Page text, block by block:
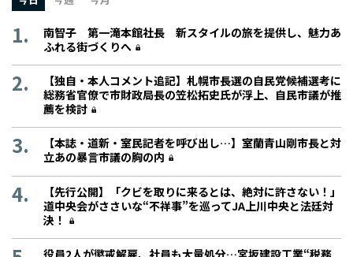
南智子 第一滝本館社長 新スタイルの旅を提供し、魅力あ
ふれる街づくりへ
【独自・本人コメント追記】札幌市長選の自民党候補選考に
総務省官僚で市財政局長の笠松拓史氏が浮上、自民市議が推
薦を検討
【本誌・道新・室民記者を呼び出し…】室蘭青山剛市長と対
立あの暴言市議の胸の内
【先行公開】「クビを取りに来るとは、絶対に許さない！」
道中央会がささいな“不祥事”を巡ってJA上川中央と法廷対
決！
役員2人が懲戒解雇、社員も大量処分…宮坂建設工業“税務